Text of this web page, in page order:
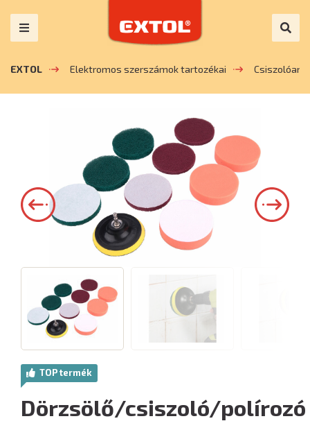
EXTOL Elektromos szerszámok tartozékai
TOP termék
Dörzsölő/csiszoló/polírozó